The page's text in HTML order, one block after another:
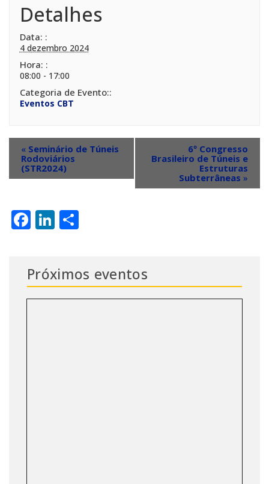
Detalhes
Data:
4 dezembro 2024
Hora:
08:00 - 17:00
Categoria de Evento:
Eventos CBT
« Seminário de Túneis
Rodoviários
(STR2024)
6º Congresso
Brasileiro de Túneis e
Estruturas
Subterrâneas »
Facebook
LinkedIn
Próximos eventos